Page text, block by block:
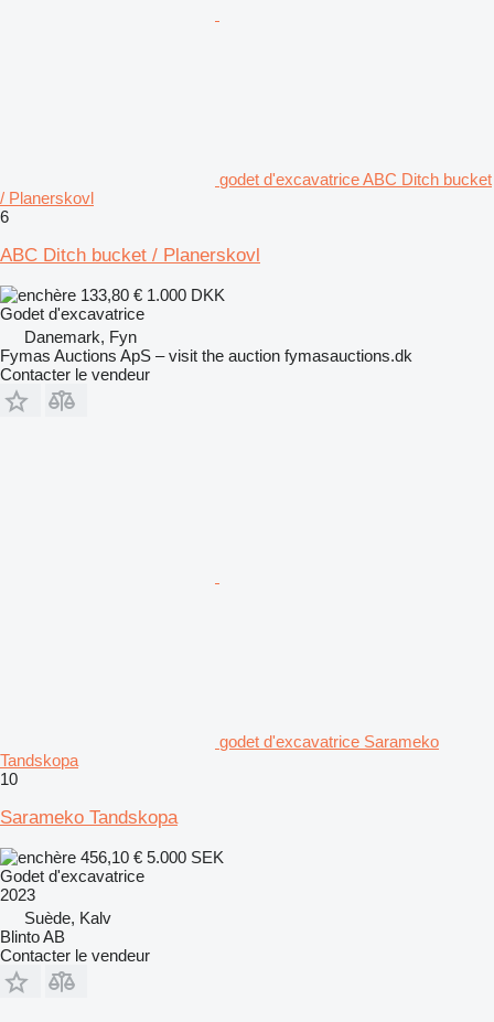
godet d'excavatrice ABC Ditch bucket
/ Planerskovl
6
ABC Ditch bucket / Planerskovl
133,80 € 1.000 DKK
Godet d'excavatrice
Danemark, Fyn
Fymas Auctions ApS – visit the auction fymasauctions.dk
Contacter le vendeur
godet d'excavatrice Sarameko
Tandskopa
10
Sarameko Tandskopa
456,10 € 5.000 SEK
Godet d'excavatrice
2023
Suède, Kalv
Blinto AB
Contacter le vendeur